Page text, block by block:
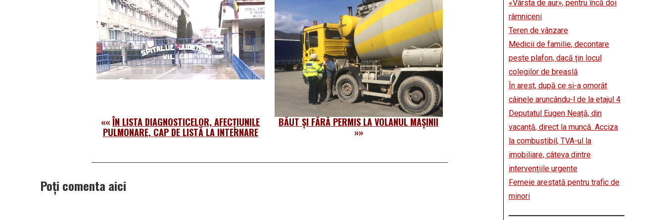
««ÎN LISTA DIAGNOSTICELOR, AFECȚIUNILE
PULMONARE, CAP DE LISTĂ LA INTERNARE
BĂUT ȘI FĂRĂ PERMIS LA VOLANUL MAȘINII
»»
Poți comenta aici
«Vârsta de aur», pentru încă doi
râmniceni
Teren de vânzare
Medicii de familie, decontare
peste plafon, dacă țin locul
colegilor de breaslă
În arest, după ce și-a omorât
câinele aruncându-l de la etajul 4
Deputatul Eugen Neață, din
vacanță, direct la muncă. Acciza
la combustibil, TVA-ul la
imobiliare, câteva dintre
intervențiile urgente
Femeie arestată pentru trafic de
minori